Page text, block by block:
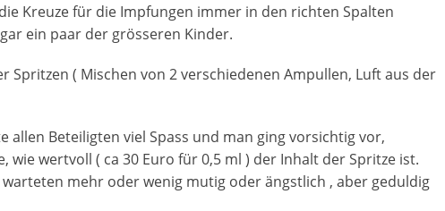
Kreuze für die Impfungen immer in den richten Spalten
ein paar der grösseren Kinder.
Spritzen ( Mischen von 2 verschiedenen Ampullen, Luft aus der
allen Beteiligten viel Spass und man ging vorsichtig vor,
wie wertvoll ( ca 30 Euro für 0,5 ml ) der Inhalt der Spritze ist.
mehr oder wenig mutig oder ängstlich , aber geduldig